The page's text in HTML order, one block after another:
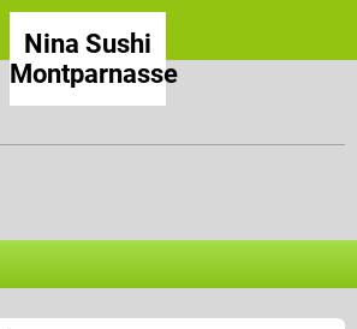
Nina Sushi
Montparnasse